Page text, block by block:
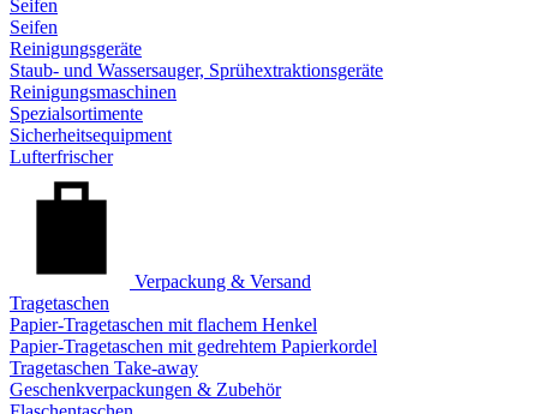
Seifen
Seifen
Reinigungsgeräte
Staub- und Wassersauger, Sprühextraktionsgeräte
Reinigungsmaschinen
Spezialsortimente
Sicherheitsequipment
Lufterfrischer
Verpackung & Versand
Tragetaschen
Papier-Tragetaschen mit flachem Henkel
Papier-Tragetaschen mit gedrehtem Papierkordel
Tragetaschen Take-away
Geschenkverpackungen & Zubehör